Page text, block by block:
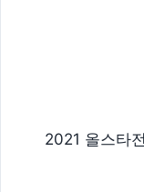
2021 올스타